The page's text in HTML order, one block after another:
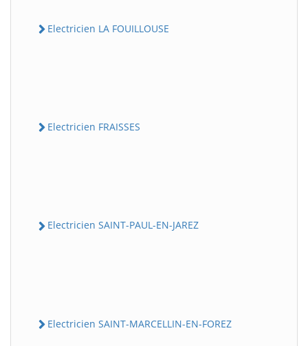
Electricien LA FOUILLOUSE
Electricien FRAISSES
Electricien SAINT-PAUL-EN-JAREZ
Electricien SAINT-MARCELLIN-EN-FOREZ